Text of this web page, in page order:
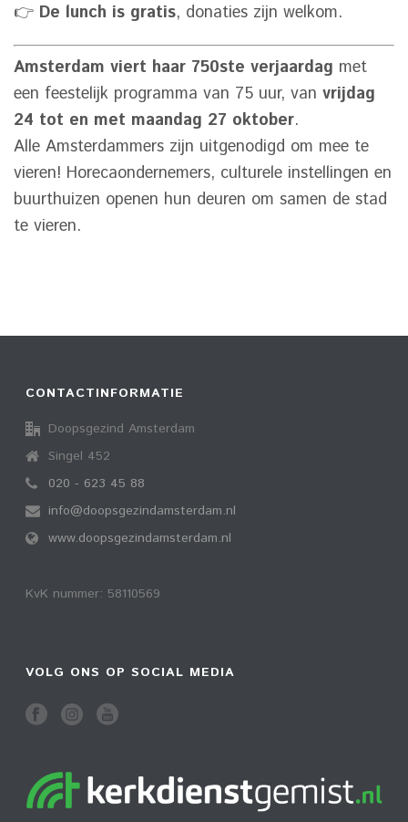
👉 De lunch is gratis, donaties zijn welkom.
Amsterdam viert haar 750ste verjaardag met
een feestelijk programma van 75 uur, van vrijdag
24 tot en met maandag 27 oktober.
Alle Amsterdammers zijn uitgenodigd om mee te
vieren! Horecaondernemers, culturele instellingen en
buurthuizen openen hun deuren om samen de stad
te vieren.
CONTACTINFORMATIE
Doopsgezind Amsterdam
Singel 452
020 - 623 45 88
info@doopsgezindamsterdam.nl
www.doopsgezindamsterdam.nl
KvK nummer: 58110569
VOLG ONS OP SOCIAL MEDIA